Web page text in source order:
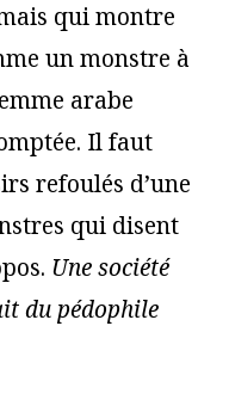
qui montre
un monstre à
arabe
Il faut
refoulés d’une
qui disent
Une société
du pédophile